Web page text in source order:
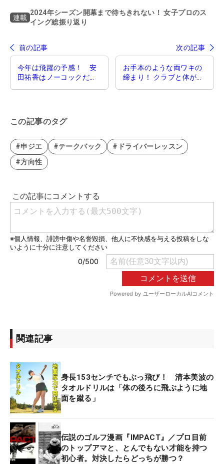
連載
2024年シーズン開幕まで待ちきれない！ 女子プロのス
イング総振り返り
前の記事 次の記事
今年は飛躍の予感！ 安
田祐香はノーコックだか
お手本のような両ワキの
締まり！ クラブと体が完
この記事のタグ
#申ジエ #テークバック
#ドライバーレッスン
#方向性
関連記事
身長153センチでもぶっ飛び！ 清本美波の
タオルドリルは「体の後ろに飛ぶように地
面を蹴る」
伝説のゴルフ漫画『IMPACT』／プロ目前
のトップアマと、とんでもない才能を持つ
初心者。対決したらどっちが勝つ？